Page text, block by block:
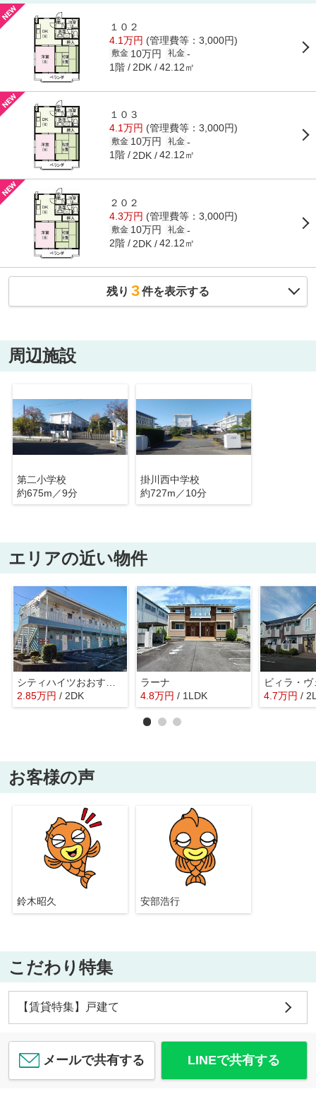
１０２
4.1万円 (管理費等：3,000円)
敷金 10万円 礼金 -
1階 2DK 42.12㎡
１０３
4.1万円 (管理費等：3,000円)
敷金 10万円 礼金 -
1階 2DK 42.12㎡
２０２
4.3万円 (管理費等：3,000円)
敷金 10万円 礼金 -
2階 2DK 42.12㎡
残り 3件を表示する
周辺施設
第二小学校
約675m／9分
掛川西中学校
約727m／10分
エリアの近い物件
2.85万円 / 2DK
ラーナ
4.8万円 / 1LDK
ビィラ・
4.7万円 /
お客様の声
鈴木昭久 安部浩行
こだわり特集
【賃貸特集】戸建て
メールで共有する LINEで共有する